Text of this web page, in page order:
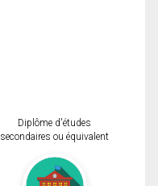
Diplôme d'études
secondaires ou équivalent